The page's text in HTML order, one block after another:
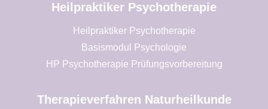
Heilpraktiker Psychotherapie
Heilpraktiker Psychotherapie
Basismodul Psychologie
HP Psychotherapie Prüfungsvorbereitung
Therapieverfahren Naturheilkunde